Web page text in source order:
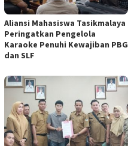
Aliansi Mahasiswa Tasikmalaya
Peringatkan Pengelola
Karaoke Penuhi Kewajiban PBG
dan SLF